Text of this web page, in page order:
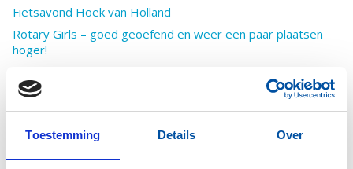
Toestemming Details Over
Fietsavond Hoek van Holland
Rotary Girls – goed geoefend en weer een paar plaatsen
hoger!
Gearchiveerde berichten
2026
2025
2024